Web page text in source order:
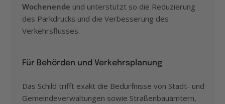
Wochenende und unterstützt so die Reduzierung
des Parkdrucks und die Verbesserung des
Verkehrsflusses.
Für Behörden und Verkehrsplanung
Das Schild trifft exakt die Bedürfnisse von Stadt- und
Gemeindeverwaltungen sowie Straßenbauämtern,